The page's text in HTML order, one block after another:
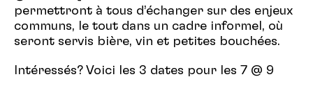
permettront à tous d’échanger sur des enjeux
communs, le tout dans un cadre informel, où
seront servis bière, vin et petites bouchées.
Intéressés? Voici les 3 dates pour les 7 @ 9